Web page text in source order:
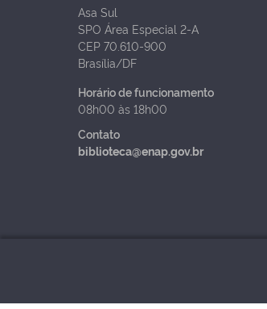
Asa Sul
SPO Área Especial 2-A
CEP 70.610-900
Brasília/DF
Horário de funcionamento
08h00 às 18h00
Contato
biblioteca@enap.gov.br